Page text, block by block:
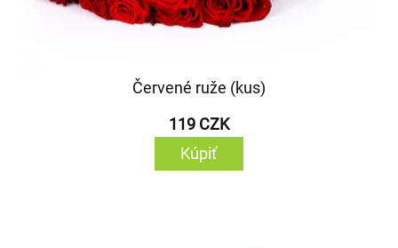
Červené ruže (kus)
119 CZK
Kúpiť